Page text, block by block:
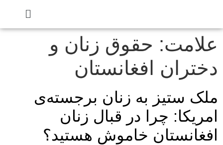
علامت: حقوق زنان و
دختران افغانستان
ملک ستیز به زنان برجسته‌ی
امریکا: چرا در قبال زنان
افغانستان خاموش هستید؟